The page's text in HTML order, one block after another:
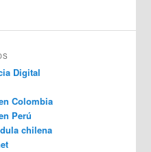
Digital
Colombia
Perú
chilena